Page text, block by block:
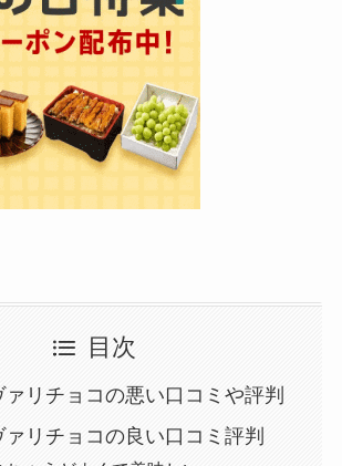
目次
ァリチョコの悪い口コミや評判
ァリチョコの良い口コミ評判